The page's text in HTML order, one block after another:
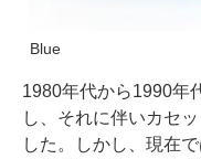
Blue
1980年代から1990年
し、それに伴いカセ
した。しかし、現在